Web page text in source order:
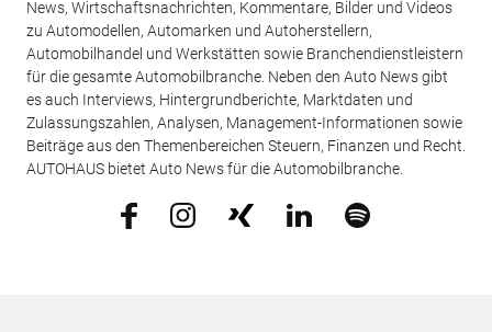
News, Wirtschaftsnachrichten, Kommentare, Bilder und Videos
zu Automodellen, Automarken und Autoherstellern,
Automobilhandel und Werkstätten sowie Branchendienstleistern
für die gesamte Automobilbranche. Neben den Auto News gibt
es auch Interviews, Hintergrundberichte, Marktdaten und
Zulassungszahlen, Analysen, Management-Informationen sowie
Beiträge aus den Themenbereichen Steuern, Finanzen und Recht.
AUTOHAUS bietet Auto News für die Automobilbranche.